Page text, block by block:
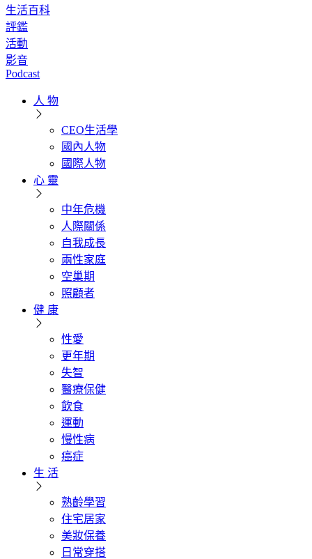
生活百科
評鑑
活動
影音
Podcast
人 物
CEO生活學
國內人物
國際人物
心 靈
中年危機
人際關係
自我成長
兩性家庭
空巢期
照顧者
健 康
性愛
更年期
失智
醫療保健
飲食
運動
慢性病
癌症
生 活
熟齡學習
住宅居家
美妝保養
日常穿搭